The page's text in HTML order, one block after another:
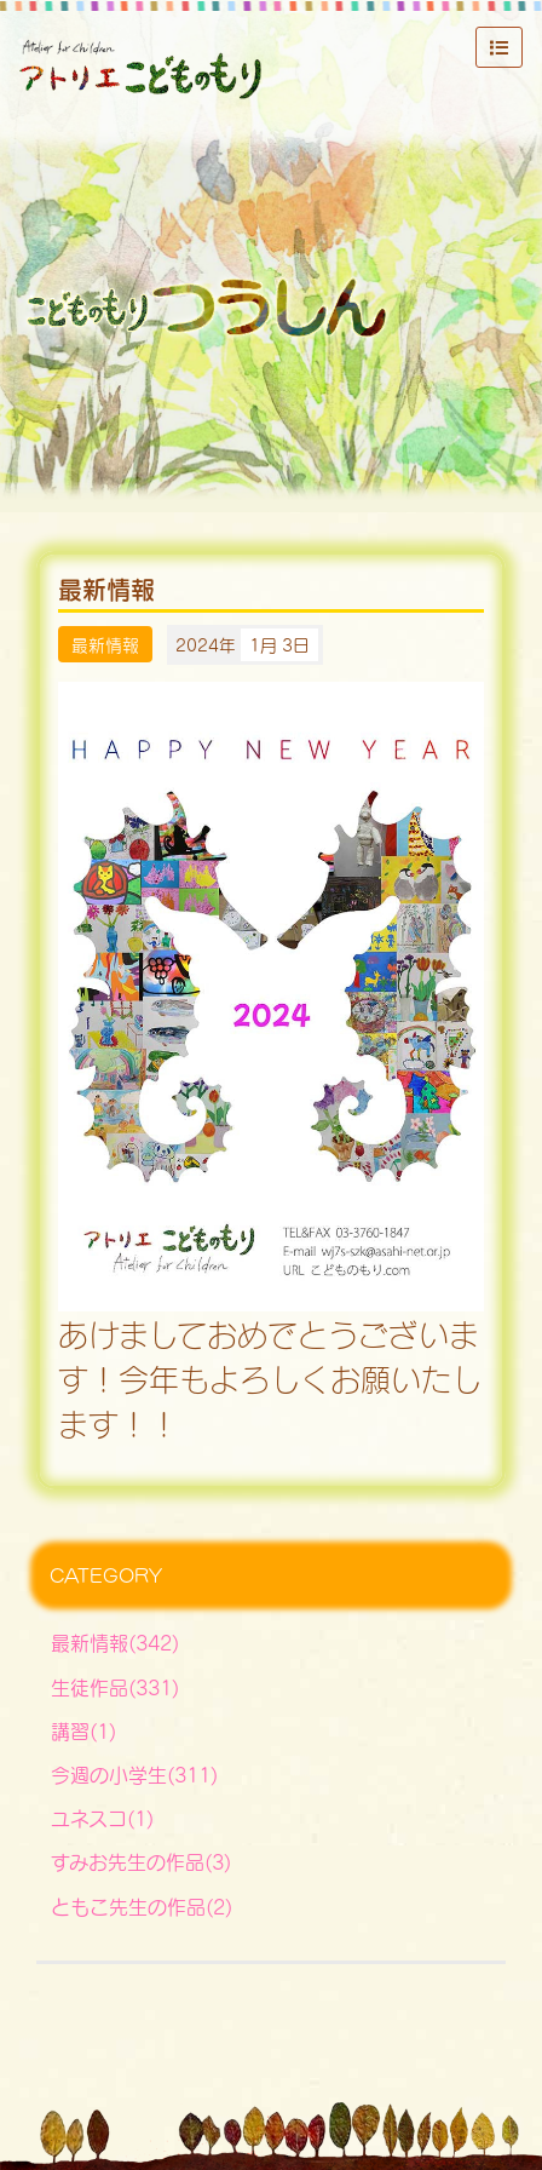
最新情報
最新情報 2024年 1月 3日
あけましておめでとうございま
す！今年もよろしくお願いたし
ます！！
CATEGORY
最新情報(342)
生徒作品(331)
講習(1)
今週の小学生(311)
ユネスコ(1)
すみお先生の作品(3)
ともこ先生の作品(2)